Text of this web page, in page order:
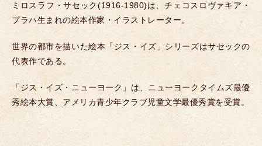
ミロスラフ・サセック(1916-1980)は、チェコスロヴァキア・
プラハ生まれの絵本作家・イラストレーター。
世界の都市を描いた絵本「ジス・イズ」シリーズはサセックの
代表作である。
「ジス・イズ・ニューヨーク」は、ニューヨークタイムズ最優
秀絵本大賞、アメリカ青少年クラブ児童文学最優秀賞を受賞。